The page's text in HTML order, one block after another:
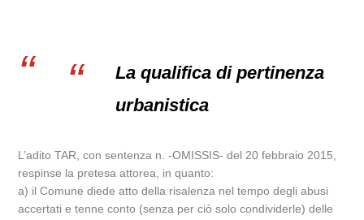
La qualifica di pertinenza
urbanistica
L’adito TAR, con sentenza n. -OMISSIS- del 20 febbraio 2015,
respinse la pretesa attorea, in quanto:
a) il Comune diede atto della risalenza nel tempo degli abusi
accertati e tenne conto (senza per ciò solo condividerle) delle